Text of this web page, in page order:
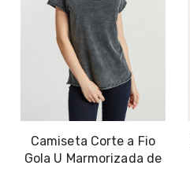
Camiseta Corte a Fio
Gola U Marmorizada de